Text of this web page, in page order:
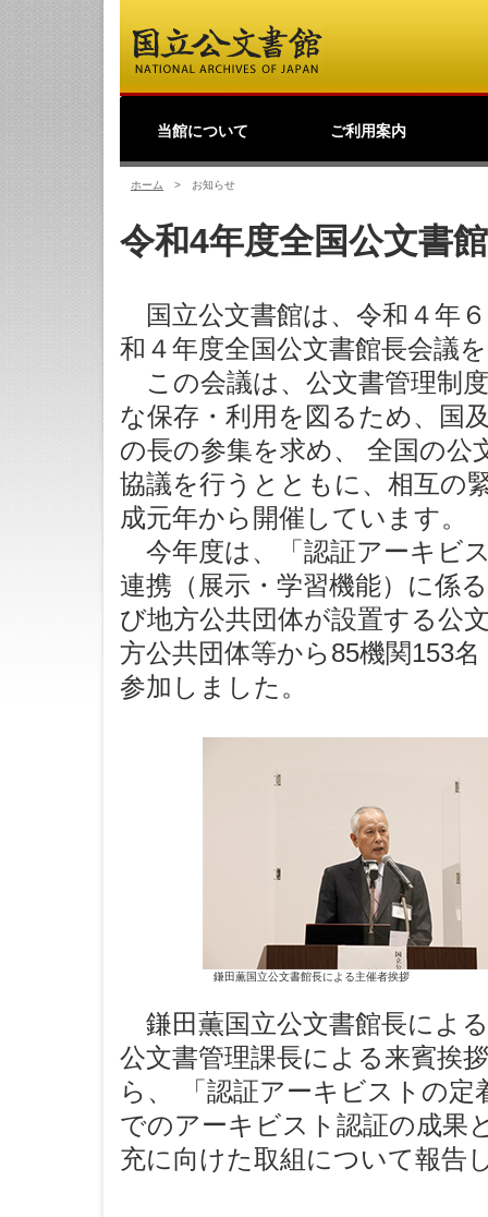
当館について
館長挨拶
事業理念
公文書館概要
業務・活動
過去の業務・活動
歴史公文書等の移管か
館主催見学会
調査研究
研修・全国公文書館会
国際交流
アーキビストの認証
採用情報
国立公文書館紹介映像
ご寄附のお願い
アクセス
ご利用案内
開館情報
資料の探し方について
来館して利用する方へ
つ
利
原
来館せずに利用する方
お問い合わせ・ご要望
よくあるご質問
ショップ
友の会
デ
日
ホーム > お知らせ
令和4年度全国公文書
国立公文書館は、令和４年
和４年度全国公文書館長会議
この会議は、公文書管理制
な保存・利用を図るため、国
の長の参集を求め、 全国の公
協議を行うとともに、相互の
成元年から開催しています。
今年度は、「認証アーキビ
連携（展示・学習機能）に係
び地方公共団体が設置する公
方公共団体等から85機関153
参加しました。
鎌田薫国立公文書館長による主催者挨拶
鎌田薫国立公文書館長によ
公文書管理課長による来賓挨
ら、 「認証アーキビストの
でのアーキビスト認証の成果
充に向けた取組について報告